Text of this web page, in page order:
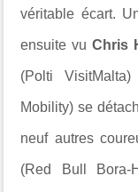
véritable écart.
ensuite vu Chris
(Polti
Mobility) se
neuf autres
(Red Bull Bora-